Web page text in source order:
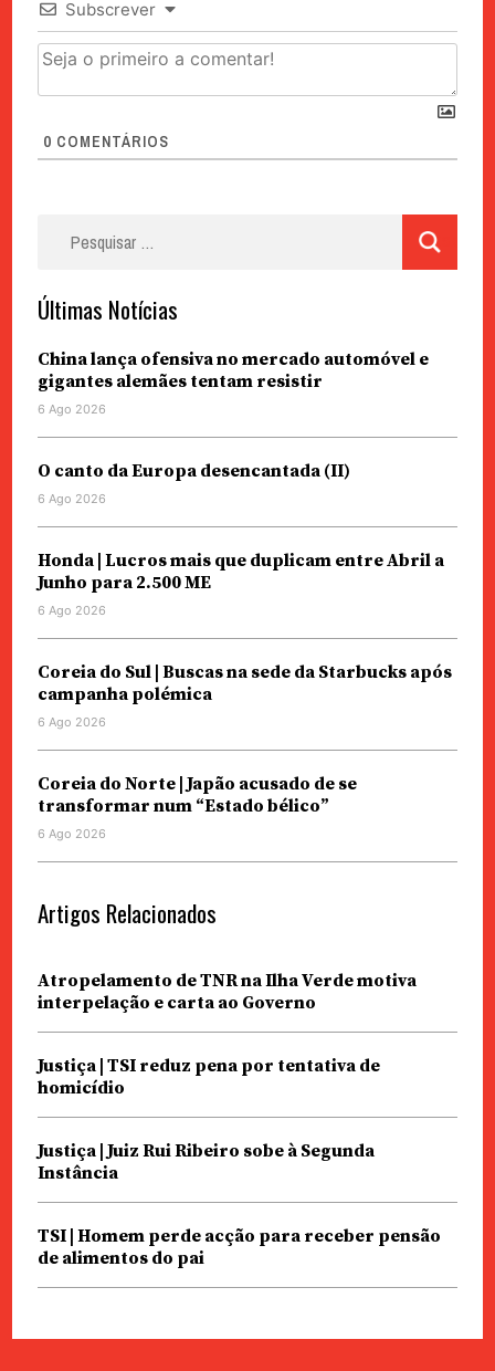
Subscrever
0 COMENTÁRIOS
Últimas Notícias
China lança ofensiva no mercado automóvel e
gigantes alemães tentam resistir
6 Ago 2026
O canto da Europa desencantada (II)
6 Ago 2026
Honda | Lucros mais que duplicam entre Abril a
Junho para 2.500 ME
6 Ago 2026
Coreia do Sul | Buscas na sede da Starbucks após
campanha polémica
6 Ago 2026
Coreia do Norte | Japão acusado de se
transformar num “Estado bélico”
6 Ago 2026
Artigos Relacionados
Atropelamento de TNR na Ilha Verde motiva
interpelação e carta ao Governo
Justiça | TSI reduz pena por tentativa de
homicídio
Justiça | Juiz Rui Ribeiro sobe à Segunda
Instância
TSI | Homem perde acção para receber pensão
de alimentos do pai